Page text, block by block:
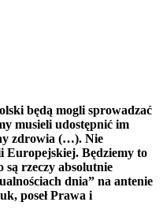
będą mogli sprowadzać
musieli udostępnić im
zdrowia (…). Nie
Europejskiej. Będziemy to
są rzeczy absolutnie
dnia” na antenie
poseł Prawa i